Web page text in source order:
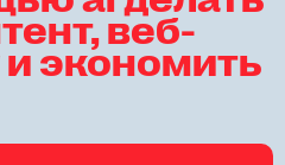
веб-
экономить